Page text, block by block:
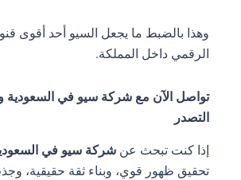
وهذا بالضبط ما يجعل السيو أحد أقوى
الرقمي داخل المملكة.
تواصل الآن مع شركة سيو في السعودية
التصدر
إذا كنت تبحث عنشركة سيو في السعودية
تحقيق ظهور قوي، وبناء ثقة حقيقية،